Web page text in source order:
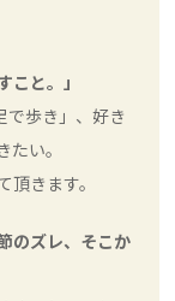
こと。」
で歩き」、好き
い。
きます。
のズレ、そこか